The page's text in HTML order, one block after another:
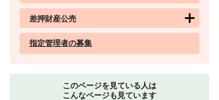
差押財産公売
指定管理者の募集
このページを見ている人は
こんなページも見ています